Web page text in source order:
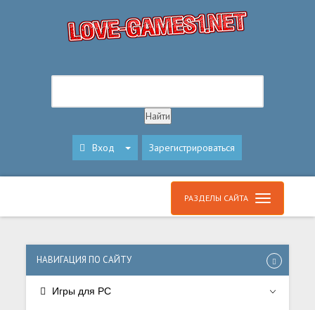
Вход Зарегистрироваться
РАЗДЕЛЫ САЙТА
НАВИГАЦИЯ ПО САЙТУ
Игры для PC